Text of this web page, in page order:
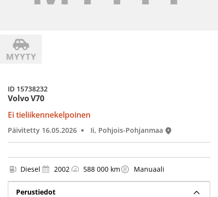
Volvo V70
Ei tieliikennekelpoinen
Päivitetty 16.05.2026 Ii, Pohjois-Pohjanmaa
ID 15738232
Diesel 2002 588 000 km Manuaali
Perustiedot